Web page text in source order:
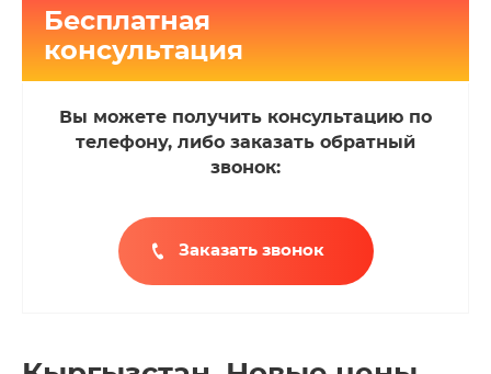
Бесплатная
консультация
Вы можете получить консультацию по
телефону, либо заказать обратный
звонок:
Заказать звонок